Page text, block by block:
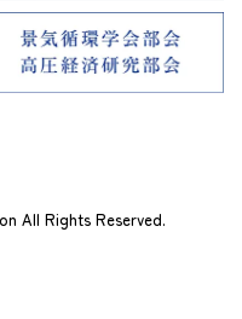
All Rights Reserved.